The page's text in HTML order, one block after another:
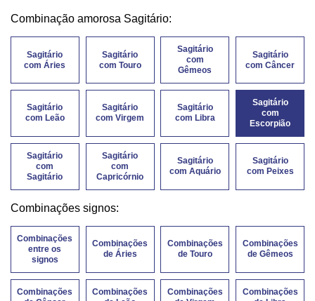
Combinação amorosa Sagitário:
Sagitário
com Áries
Sagitário
com Touro
Sagitário
com
Gêmeos
Sagitário
com Câncer
Sagitário
com Leão
Sagitário
com Virgem
Sagitário
com Libra
Sagitário
com
Escorpião
Sagitário
com
Sagitário
Sagitário
com
Capricórnio
Sagitário
com Aquário
Sagitário
com Peixes
Combinações signos:
Combinações
entre os
signos
Combinações
de Áries
Combinações
de Touro
Combinações
de Gêmeos
Combinações
Combinações
Combinações
Combinações